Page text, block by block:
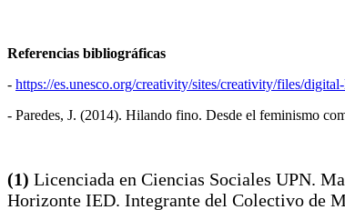
Referencias bibliográficas
- https://es.unesco.org/creativity/sites/creativity/files/
- Paredes, J. (2014). Hilando fino. Desde el feminismo
(1) Licenciada en Ciencias Sociales UPN.
Horizonte IED. Integrante del Colectivo de